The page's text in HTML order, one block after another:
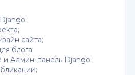
сайта;
блога;
и Админ-панель Django;